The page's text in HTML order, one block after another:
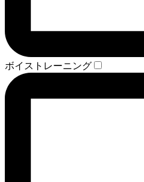
ボイストレーニング